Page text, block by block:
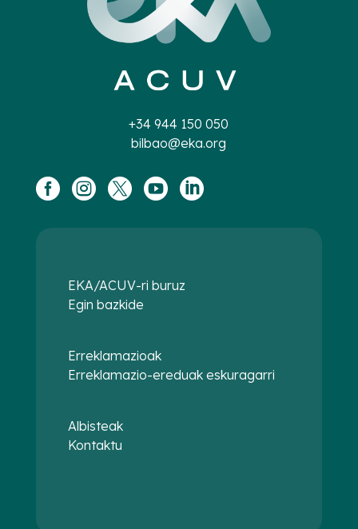
+34 944 150 050
bilbao@eka.org
    
EKA/ACUV-ri buruz
Egin bazkide
Erreklamazioak
Erreklamazio-ereduak eskuragarri
Albisteak
Kontaktu